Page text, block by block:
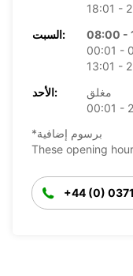
18:01 -
السبت:
08:00 -
00:01 -
13:01 -
الأحد:
مغلق
00:01 -
*برسوم إضافية
These opening
+44 (0)